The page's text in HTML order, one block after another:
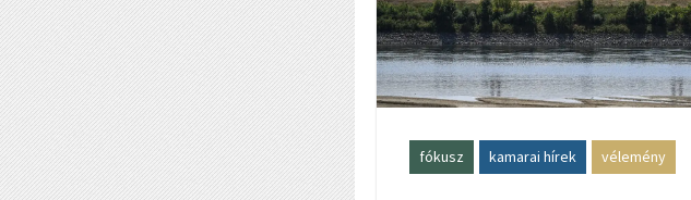
fókusz kamarai hírek vélemény